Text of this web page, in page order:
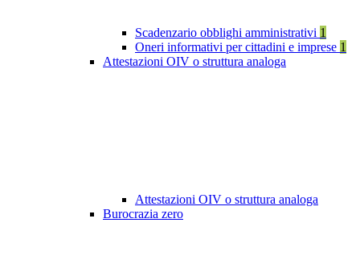
Scadenzario obblighi amministrativi 1
Oneri informativi per cittadini e imprese 1
Attestazioni OIV o struttura analoga
Attestazioni OIV o struttura analoga
Burocrazia zero